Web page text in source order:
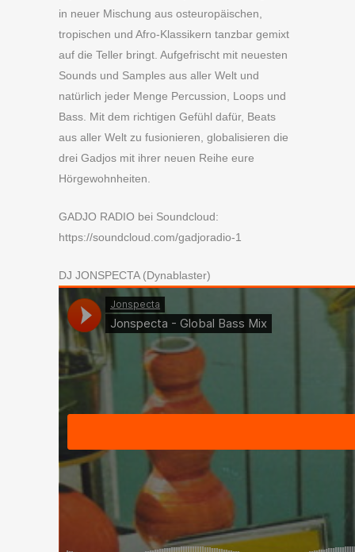
in neuer Mischung aus osteuropäischen,
tropischen und Afro-Klassikern tanzbar gemixt
auf die Teller bringt. Aufgefrischt mit neuesten
Sounds und Samples aus aller Welt und
natürlich jeder Menge Percussion, Loops und
Bass. Mit dem richtigen Gefühl dafür, Beats
aus aller Welt zu fusionieren, globalisieren die
drei Gadjos mit ihrer neuen Reihe eure
Hörgewohnheiten.
GADJO RADIO bei Soundcloud:
https://soundcloud.com/gadjoradio-1
DJ JONSPECTA (Dynablaster)